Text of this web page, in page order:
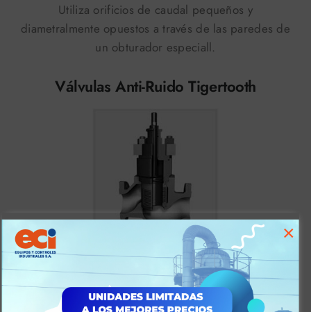
Utiliza orificios de caudal pequeños y
diametralmente opuestos a través de las paredes de
un obturador especiall.
Válvulas Anti-Ruido Tigertooth
TigerTooth
El diseño de estos internos de este modelo de
×